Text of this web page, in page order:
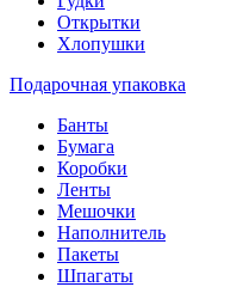
Открытки
Хлопушки
Подарочная упаковка
Банты
Бумага
Коробки
Ленты
Мешочки
Наполнитель
Пакеты
Шпагаты